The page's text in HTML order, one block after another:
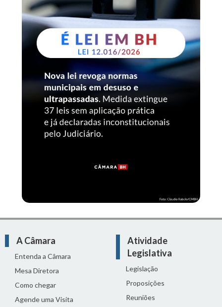
A Câmara
Entenda a Câmara
Mesa Diretora
Como chegar
Agende uma Visita
Atividade
Legislativa
Legislação
Proposições
Reuniões